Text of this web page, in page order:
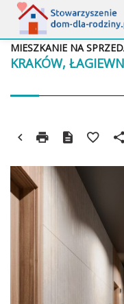
KRAKÓW,
MIESZKANIE NA